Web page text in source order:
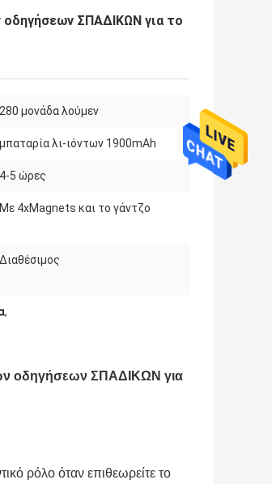
οδηγήσεων ΣΠΑΔΙΚΩΝ για το
280 μονάδα λούμεν
μπαταρία λι-ιόντων 1900mAh
4-5 ώρες
Με 4xMagnets και το γάντζο
Διαθέσιμος
,
οδηγήσεων ΣΠΑΔΙΚΩΝ για
ρόλο όταν επιθεωρείτε το